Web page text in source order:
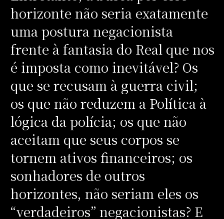
horizonte não seria exatamente
uma postura negacionista
frente à fantasia do Real que nos
é imposta como inevitável? Os
que se recusam à guerra civil;
os que não reduzem a Política à
lógica da polícia; os que não
aceitam que seus corpos se
tornem ativos financeiros; os
sonhadores de outros
horizontes, não seriam eles os
“verdadeiros” negacionistas? E